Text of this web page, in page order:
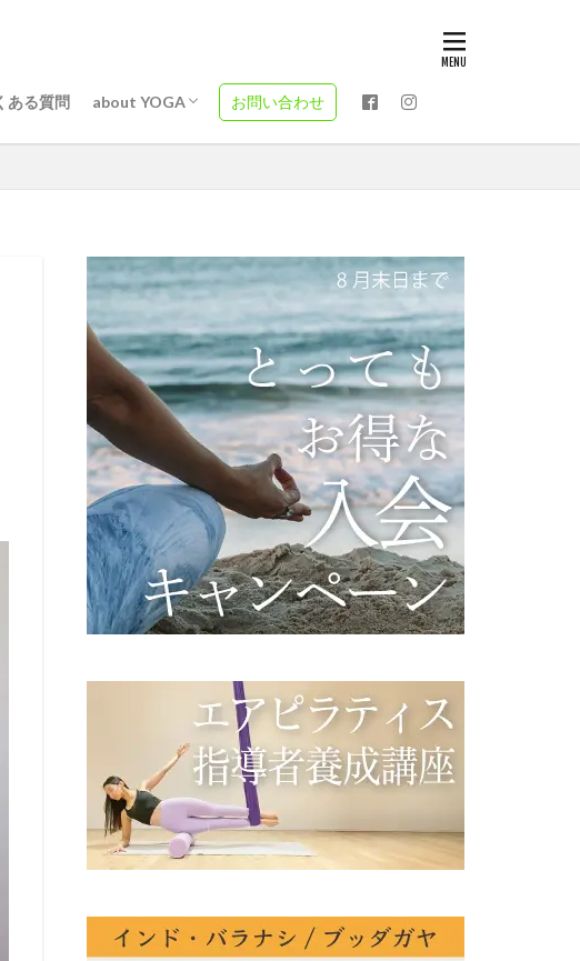
ッスン
ガ・ピラティス・エア
・ピラティス・エアリ
ガ・ピラティス・エア
ル株式会社
ある質問 about YOGA
ヨガと自律神経
現在ヨガ
パタンジャリ
ヨーガ・スートラとは
バガヴァッド・ギーターとは？
プラーナとは
お問い合わせ
オ
ル千葉スタジオ
タジオ